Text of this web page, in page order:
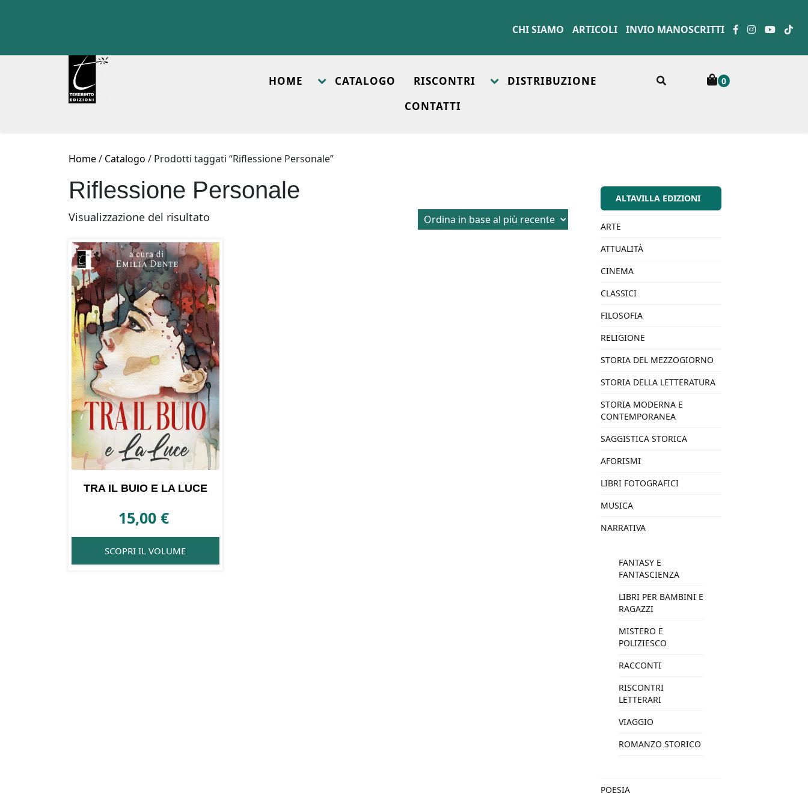
CHI SIAMO ARTICOLI INVIO MANOSCRITTI
HOME CATALOGO RISCONTRI
DISTRIBUZIONE
CONTATTI
0
Home/ Catalogo / Prodotti taggati “Riflessione Personale”
Riflessione Personale
Visualizzazione del risultato
TRA IL BUIO E LA LUCE
15,00€
SCOPRI IL VOLUME
ALTAVILLA EDIZIONI
ARTE
ATTUALITÀ
CINEMA
CLASSICI
FILOSOFIA
RELIGIONE
STORIA DEL MEZZOGIORNO
STORIA DELLA LETTERATURA
STORIA MODERNA E
CONTEMPORANEA
SAGGISTICA STORICA
AFORISMI
LIBRI FOTOGRAFICI
MUSICA
NARRATIVA
FANTASY E
FANTASCIENZA
LIBRI PER BAMBINI E
RAGAZZI
MISTERO E
POLIZIESCO
RACCONTI
RISCONTRI
LETTERARI
VIAGGIO
ROMANZO STORICO
POESIA